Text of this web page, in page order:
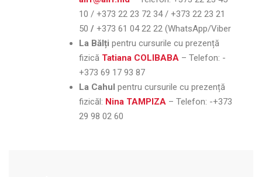
10 / +373 22 23 72 34 / +373 22 23 21
50 / +373 61 04 22 22 (WhatsApp/Viber
La Bălți pentru cursurile cu prezență
fizică Tatiana COLIBABA – Telefon: -
+373 69 17 93 87
La Cahul pentru cursurile cu prezență
fizicăl: Nina TAMPIZA – Telefon: -+373
29 98 02 60